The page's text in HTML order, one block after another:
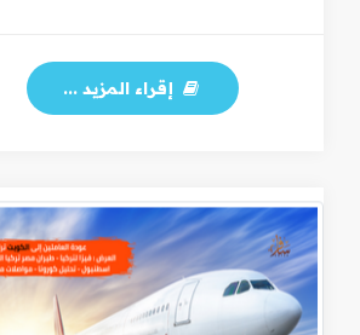
إقراء المزيد ...